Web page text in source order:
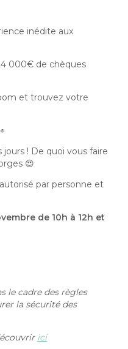
inédite aux
4 000€ de chèques
et trouvez votre
! De quoi vous faire
😍
par personne et
de 10h à 12h et
le cadre des règles
la sécurité des
ici